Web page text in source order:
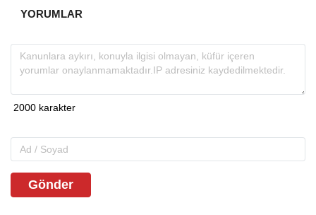
YORUMLAR
Gönder